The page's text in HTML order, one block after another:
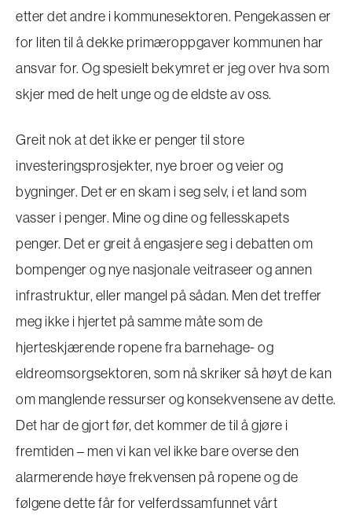
etter det andre i kommunesektoren. Pengekassen er
for liten til å dekke primæroppgaver kommunen har
ansvar for. Og spesielt bekymret er jeg over hva som
skjer med de helt unge og de eldste av oss.
Greit nok at det ikke er penger til store
investeringsprosjekter, nye broer og veier og
bygninger. Det er en skam i seg selv, i et land som
vasser i penger. Mine og dine og fellesskapets
penger. Det er greit å engasjere seg i debatten om
bompenger og nye nasjonale veitraseer og annen
infrastruktur, eller mangel på sådan. Men det treffer
meg ikke i hjertet på samme måte som de
hjerteskjærende ropene fra barnehage- og
eldreomsorgsektoren, som nå skriker så høyt de kan
om manglende ressurser og konsekvensene av dette.
Det har de gjort før, det kommer de til å gjøre i
fremtiden – men vi kan vel ikke bare overse den
alarmerende høye frekvensen på ropene og de
følgene dette får for velferdssamfunnet vårt